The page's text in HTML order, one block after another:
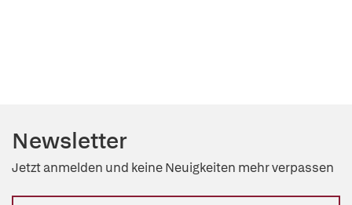
Newsletter
Jetzt anmelden und keine Neuigkeiten mehr verpassen